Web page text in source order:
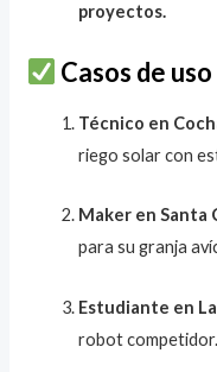
proyectos.
Casos de
Técnico en
riego solar con
Maker en Santa
para su granja
Estudiante en
robot competidor.